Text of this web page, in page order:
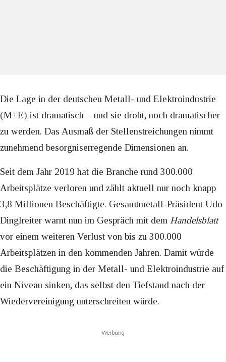
Die Lage in der deutschen Metall- und Elektroindustrie
(M+E) ist dramatisch – und sie droht, noch dramatischer
zu werden. Das Ausmaß der Stellenstreichungen nimmt
zunehmend besorgniserregende Dimensionen an.
Seit dem Jahr 2019 hat die Branche rund 300.000
Arbeitsplätze verloren und zählt aktuell nur noch knapp
3,8 Millionen Beschäftigte. Gesamtmetall-Präsident Udo
Dinglreiter warnt nun im Gespräch mit dem Handelsblatt
vor einem weiteren Verlust von bis zu 300.000
Arbeitsplätzen in den kommenden Jahren. Damit würde
die Beschäftigung in der Metall- und Elektroindustrie auf
ein Niveau sinken, das selbst den Tiefstand nach der
Wiedervereinigung unterschreiten würde.
Werbung